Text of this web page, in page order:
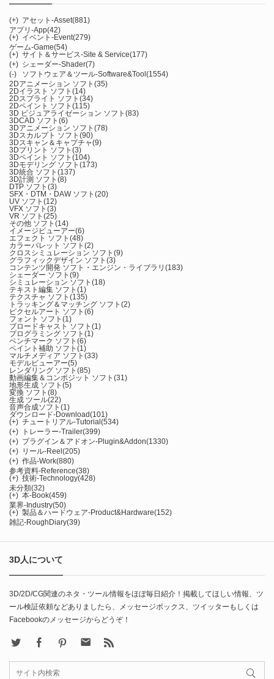
(+) アセット-Asset(881)
アプリ-App(42)
(+) イベント-Event(279)
ゲーム-Game(54)
(+) サイト＆サービス-Site & Service(177)
(+) シェーダー-Shader(7)
(-)
ソフトウェア＆ツール-Software&Tool (1554)
2Dアニメーション ソフト (35)
2Dイラスト ソフト (14)
2Dスプライト ソフト (34)
2Dペイント ソフト (115)
3D ビジュアライゼーション ソフト (83)
3DCAD ソフト (6)
3Dアニメーション ソフト (78)
3Dスカルプト ソフト (90)
3Dスキャン＆キャプチャ(9)
3Dプリント ソフト (3)
3Dペイント ソフト (104)
3Dモデリング ソフト (173)
3D統合 ソフト (137)
3D計測 ソフト (8)
DTP ソフト (3)
SFX・DTM・DAW ソフト (20)
UV ソフト (12)
VFX ソフト (3)
VR ソフト (25)
その他 ソフト (14)
イメージビューアー(6)
エフェクト ソフト (48)
カラーパレット ソフト (2)
クロスシミュレーション ソフト (9)
グラフィックデザイン ソフト (3)
コンテンツ開発 ソフト・エンジン・ライブラリ (183)
シェーダー ソフト (9)
シミュレーション ソフト (18)
テキスト編集 ソフト (1)
テクスチャ ソフト (135)
トラッキング＆マッチング ソフト (2)
ピクセルアート ソフト (6)
フォント ソフト (1)
ブロードキャスト ソフト (1)
プログラミング ソフト (1)
ベンチマーク ソフト (6)
ペイント補助 ソフト (1)
マルチメディア ソフト (33)
モデルビューアー(5)
レンダリング ソフト (85)
動画編集＆コンポジット ソフト (31)
地形生成 ソフト (5)
変換 ソフト (8)
生成 ツール(22)
音声合成ソフト (1)
ダウンロード-Download(101)
(+) チュートリアル-Tutorial (534)
(+)
トレーラー-Trailer(399)
(+) プラグイン＆アドオン-Plugin&Addon(1330)
(+) リール-Reel (205)
(+) 作品-Work(880)
参考資料-Reference(38)
(+) 技術-Technology(428)
未分類(32)
(+) 本-Book(459)
業界-Industry(50)
(+) 製品＆ハードウェア-Product&Hardware(152)
雑記-RoughDiary(39)
3D人について
3D/2D/CG関連のネタ・ツール情報をほぼ毎日紹介！掲載してほしい情報、ツ
ール検証依頼などありましたら、メッセージボックス、ツイッターもしくは
Facebookのメッセージからどうぞ！
FacebookPinterest Contact